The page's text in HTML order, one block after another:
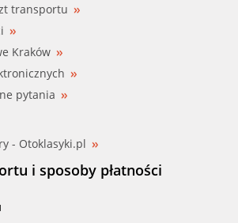
transportu
Kraków
pytania
- Otoklasyki.pl
i sposoby płatności